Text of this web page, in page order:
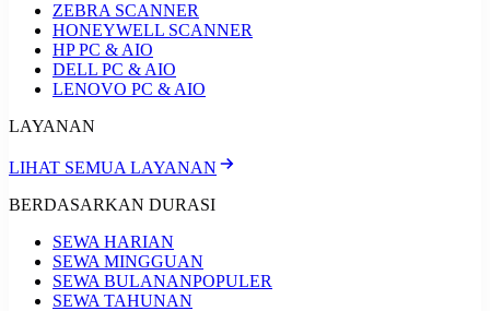
ZEBRA SCANNER
HONEYWELL SCANNER
HP PC & AIO
DELL PC & AIO
LENOVO PC & AIO
LAYANAN
LIHAT SEMUA LAYANAN
BERDASARKAN DURASI
SEWA HARIAN
SEWA MINGGUAN
SEWA BULANANPOPULER
SEWA TAHUNAN